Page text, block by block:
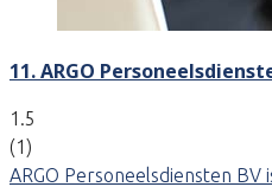
11. ARGO
1.5
(1)
ARGO Personeelsdiensten